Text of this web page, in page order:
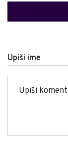
Upiši ime